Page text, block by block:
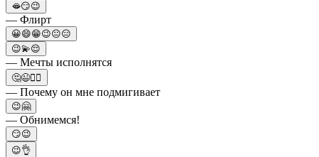
🫦😏😉
— Флирт
😀😄😁😉😐😑
😉💫😌
— Мечты исполнятся
🤔😉🤷‍♂️
— Почему он мне подмигивает
😉🤗
— Обнимемся!
😏😉
😉👌